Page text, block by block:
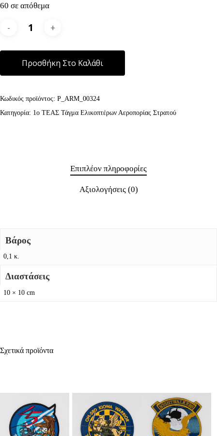
60 σε απόθεμα
Προσθήκη Στο Καλάθι
Κωδικός προϊόντος: P_ARM_00324
Κατηγορία: 1ο ΤΕΑΣ Τάγμα Ελικοπτέρων Αεροπορίας Στρατού
Επιπλέον πληροφορίες
Αξιολογήσεις (0)
Βάρος
0,1 κ.
Διαστάσεις
10 × 10 cm
Σχετικά προϊόντα